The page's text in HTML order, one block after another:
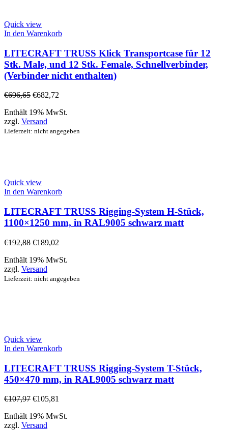
Quick view
In den Warenkorb
LITECRAFT TRUSS Klick Transportcase für 12
Stk. Male, und 12 Stk. Female, Schnellverbinder,
(Verbinder nicht enthalten)
€696,65 €682,72
Enthält 19% MwSt.
zzgl. Versand
Lieferzeit: nicht angegeben
Quick view
In den Warenkorb
LITECRAFT TRUSS Rigging-System H-Stück,
1100×1250 mm, in RAL9005 schwarz matt
€192,88 €189,02
Enthält 19% MwSt.
zzgl. Versand
Lieferzeit: nicht angegeben
Quick view
In den Warenkorb
LITECRAFT TRUSS Rigging-System T-Stück,
450×470 mm, in RAL9005 schwarz matt
€107,97 €105,81
Enthält 19% MwSt.
zzgl. Versand